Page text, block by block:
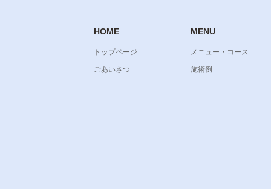
HOME
トップページ
ごあいさつ
MENU
メニュー・コース
施術例